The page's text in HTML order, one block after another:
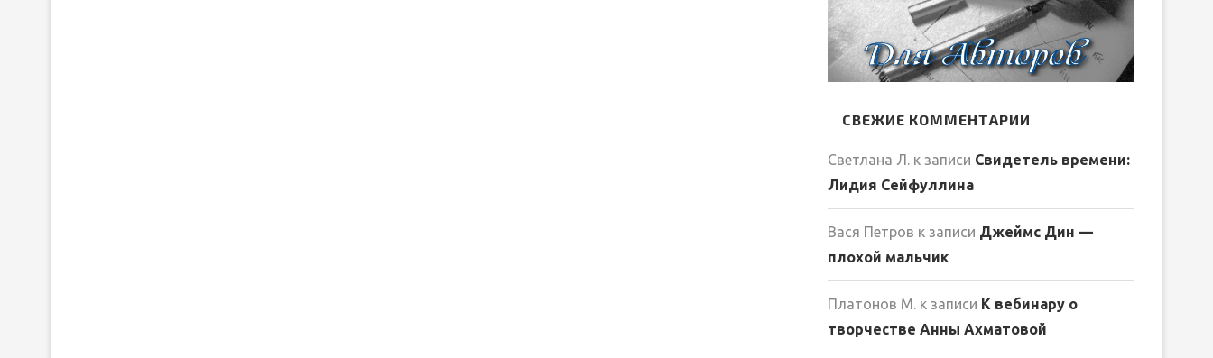
СВЕЖИЕ КОММЕНТАРИИ
Светлана Л. к записи Свидетель времени:
Лидия Сейфуллина
Вася Петров к записи Джеймс Дин —
плохой мальчик
Платонов М. к записи К вебинару о
творчестве Анны Ахматовой